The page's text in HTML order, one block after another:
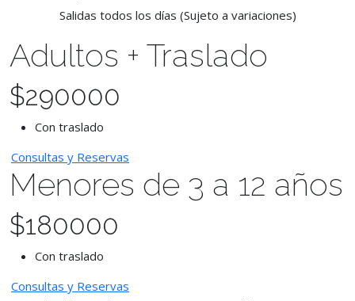
Salidas todos los días (Sujeto a variaciones)
Adultos + Traslado
$290000
Con traslado
Consultas y Reservas
Menores de 3 a 12 años
$180000
Con traslado
Consultas y Reservas